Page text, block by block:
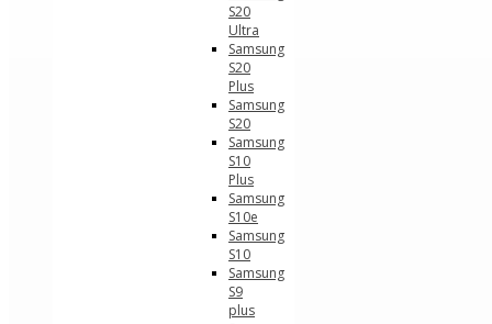
S20
Ultra
Samsung
S20
Plus
Samsung
S20
Samsung
S10
Plus
Samsung
S10e
Samsung
S10
Samsung
S9
plus